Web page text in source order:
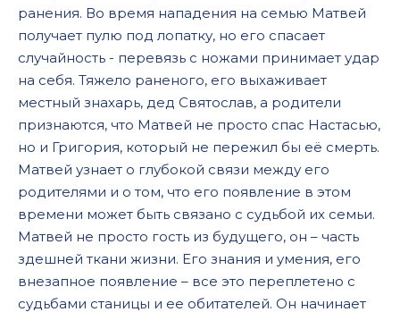
ранения. Во время нападения на семью Матвей
получает пулю под лопатку, но его спасает
случайность - перевязь с ножами принимает удар
на себя. Тяжело раненого, его выхаживает
местный знахарь, дед Святослав, а родители
признаются, что Матвей не просто спас Настасью,
но и Григория, который не пережил бы её смерть.
Матвей узнает о глубокой связи между его
родителями и о том, что его появление в этом
времени может быть связано с судьбой их семьи.
Матвей не просто гость из будущего, он – часть
здешней ткани жизни. Его знания и умения, его
внезапное появление – все это переплетено с
судьбами станицы и ее обитателей. Он начинает